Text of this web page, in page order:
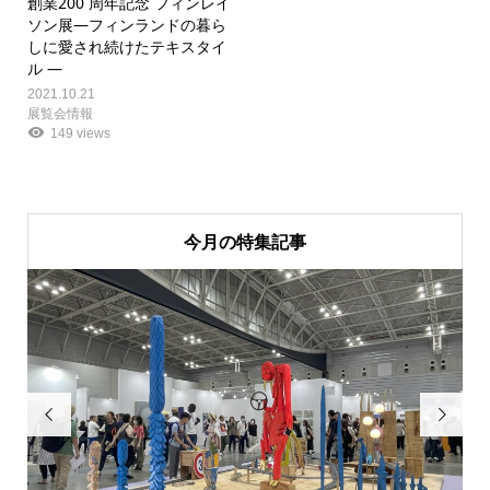
ソン展―フィンランドの暮ら
しに愛され続けたテキスタイ
ル ―
2021.10.21
展覧会情報
149 views
今月の特集記事
 